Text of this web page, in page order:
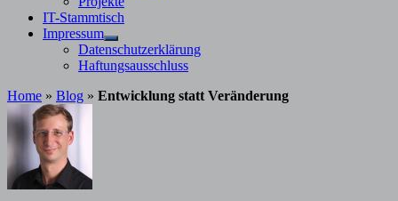
IT-Stammtisch
Impressum
Untermenü
anzeigen
Datenschutzerklärung
Haftungsausschluss
Home » Blog » Entwicklung statt Veränderung